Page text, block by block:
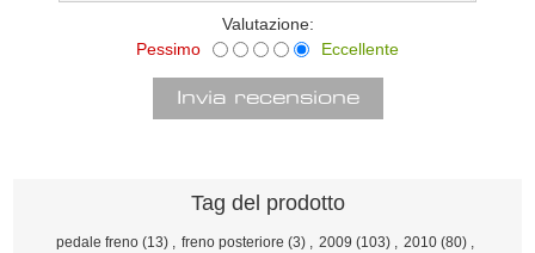
Valutazione:
Pessimo
Eccellente
Tag del prodotto
pedale freno (13) , freno posteriore (3) , 2009 (103) , 2010 (80) ,